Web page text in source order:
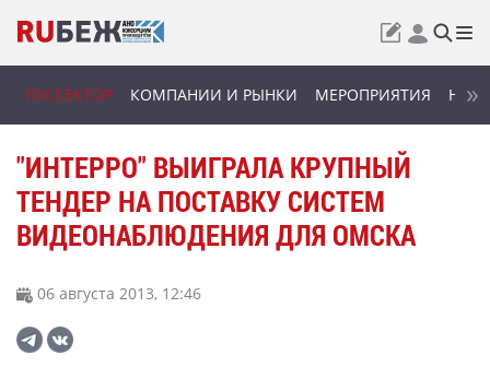
ГОССЕКТОР КОМПАНИИ И РЫНКИ МЕРОПРИЯТИЯ
"ИНТЕРРО" ВЫИГРАЛА КРУПНЫЙ
ТЕНДЕР НА ПОСТАВКУ СИСТЕМ
ВИДЕОНАБЛЮДЕНИЯ ДЛЯ ОМСКА
06 августа 2013, 12:46